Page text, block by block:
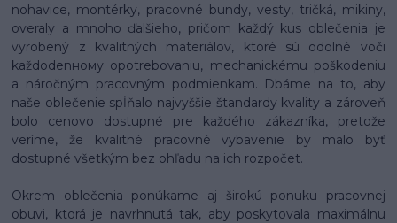
nohavice, montérky, pracovné bundy, vesty, tričká, mikiny,
overaly a mnoho ďalšieho, pričom každý kus oblečenia je
vyrobený z kvalitných materiálov, ktoré sú odolné voči
každodenному opotrebovaniu, mechanickému poškodeniu
a náročným pracovným podmienkam. Dbáme na to, aby
naše oblečenie spĺňalo najvyššie štandardy kvality a zároveň
bolo cenovo dostupné pre každého zákazníka, pretože
veríme, že kvalitné pracovné vybavenie by malo byť
dostupné všetkým bez ohľadu na ich rozpočet.
Okrem oblečenia ponúkame aj širokú ponuku pracovnej
obuvi, ktorá je navrhnutá tak, aby poskytovala maximálnu